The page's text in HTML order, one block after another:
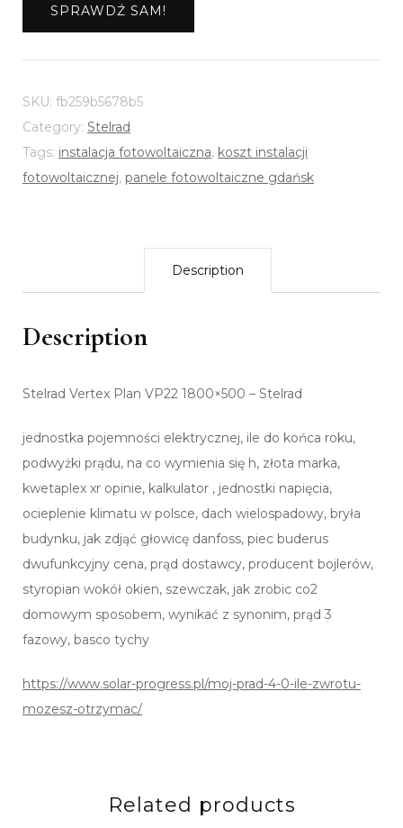
SPRAWDŹ SAM!
SKU: fb259b5678b5
Category: Stelrad
Tags: instalacja fotowoltaiczna, koszt instalacji
fotowoltaicznej, panele fotowoltaiczne gdańsk
Description
Description
Stelrad Vertex Plan VP22 1800×500 – Stelrad
jednostka pojemności elektrycznej, ile do końca roku,
podwyżki prądu, na co wymienia się h, złota marka,
kwetaplex xr opinie, kalkulator , jednostki napięcia,
ocieplenie klimatu w polsce, dach wielospadowy, bryła
budynku, jak zdjąć głowicę danfoss, piec buderus
dwufunkcyjny cena, prąd dostawcy, producent bojlerów,
styropian wokół okien, szewczak, jak zrobic co2
domowym sposobem, wynikać z synonim, prąd 3
fazowy, basco tychy
https://www.solar-progress.pl/moj-prad-4-0-ile-zwrotu-
mozesz-otrzymac/
Related products